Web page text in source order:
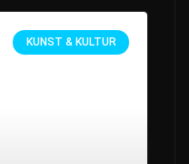
KUNST & KULTUR